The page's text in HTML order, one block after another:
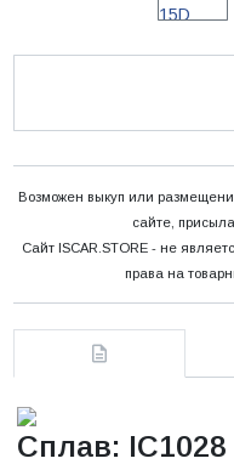
Возможен выкуп или
сайте,
Сайт ISCAR.STORE - не
права на
Сплав: IC1028